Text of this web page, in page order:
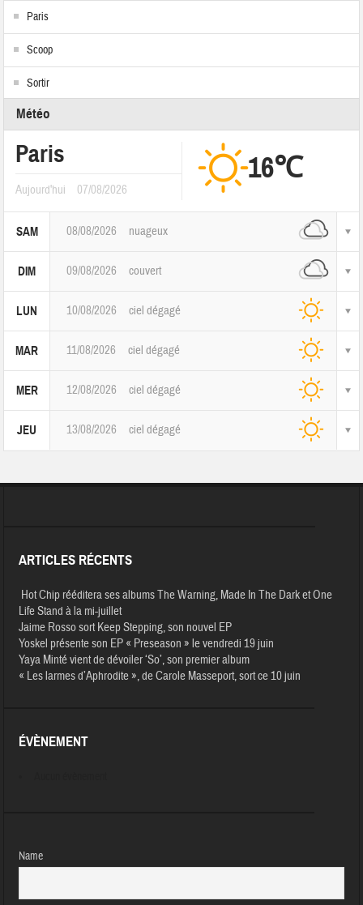
Paris
Scoop
Sortir
Météo
Paris
Aujourd'hui 07/08/2026
16℃
SAM 08/08/2026 nuageux
DIM 09/08/2026 couvert
LUN 10/08/2026 ciel dégagé
MAR 11/08/2026 ciel dégagé
MER 12/08/2026 ciel dégagé
JEU 13/08/2026 ciel dégagé
ARTICLES RÉCENTS
Hot Chip rééditera ses albums The Warning, Made In The Dark et One
Life Stand à la mi-juillet
Jaime Rosso sort Keep Stepping, son nouvel EP
Yoskel présente son EP « Preseason » le vendredi 19 juin
Yaya Minté vient de dévoiler ‘So’, son premier album
« Les larmes d’Aphrodite », de Carole Masseport, sort ce 10 juin
ÉVÈNEMENT
Name